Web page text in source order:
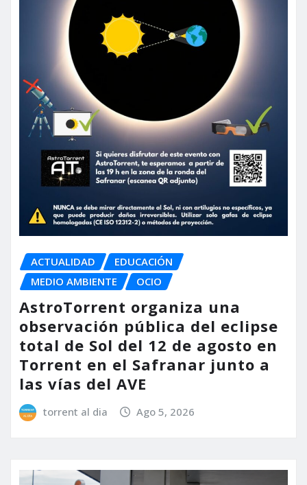
ACTUALIDAD
EDUCACIÓN
MEDIO AMBIENTE
OCIO
AstroTorrent organiza una
observación pública del eclipse
total de Sol del 12 de agosto en
Torrent en el Safranar junto a
las vías del AVE
torrent al dia Ago 5, 2026